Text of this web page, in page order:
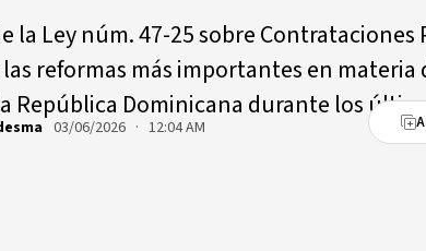
la Ley núm. 47-25 sobre Contrataciones
reformas más importantes en materia
República Dominicana durante los
03/06/2026 · 12:04 AM